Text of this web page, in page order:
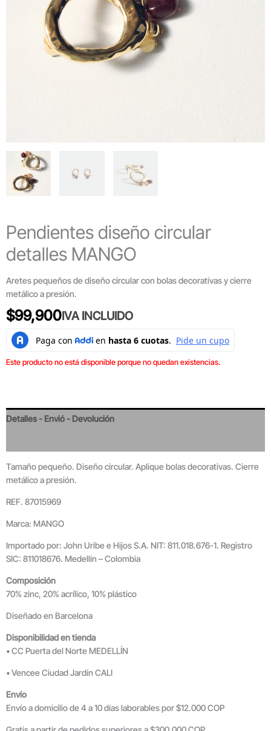
Pendientes diseño circular
detalles MANGO
Aretes pequeños de diseño circular con bolas decorativas y cierre
metálico a presión.
$99,900IVA INCLUIDO
Este producto no está disponible porque no quedan existencias.
Detalles - Envió - Devolución
Tamaño pequeño. Diseño circular. Aplique bolas decorativas. Cierre
metálico a presión.
REF. 87015969
Marca: MANGO
Importado por: John Uribe e Hijos S.A. NIT: 811.018.676-1. Registro
SIC: 811018676. Medellín – Colombia
Composición
70% zinc, 20% acrílico, 10% plástico
Diseñado en Barcelona
Disponibilidad en tienda
• CC Puerta del Norte MEDELLÍN
• Vencee Ciudad Jardín CALI
Envío
Envío a domicilio de 4 a 10 días laborables por $12.000 COP